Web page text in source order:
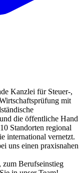
Kanzlei für Steuer-,
mit
die öffentliche Hand
Standorten regional
international vernetzt.
uns einen praxisnahen
Berufseinstieg